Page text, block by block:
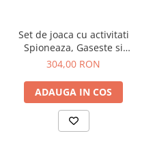
Set de joaca cu activitati
Spioneaza, Gaseste si
Salveaza Paw Patrol™,
304,00 RON
ADAUGA IN COS